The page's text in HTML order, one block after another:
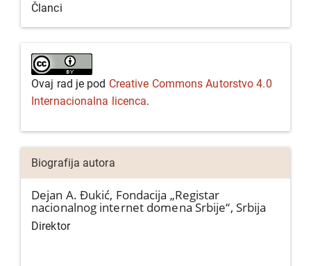
Članci
Ovaj rad je pod Creative Commons Autorstvo 4.0
Internacionalna licenca.
Biografija autora
Dejan A. Đukić, Fondacija „Registar
nacionalnog internet domena Srbije“, Srbija
Direktor